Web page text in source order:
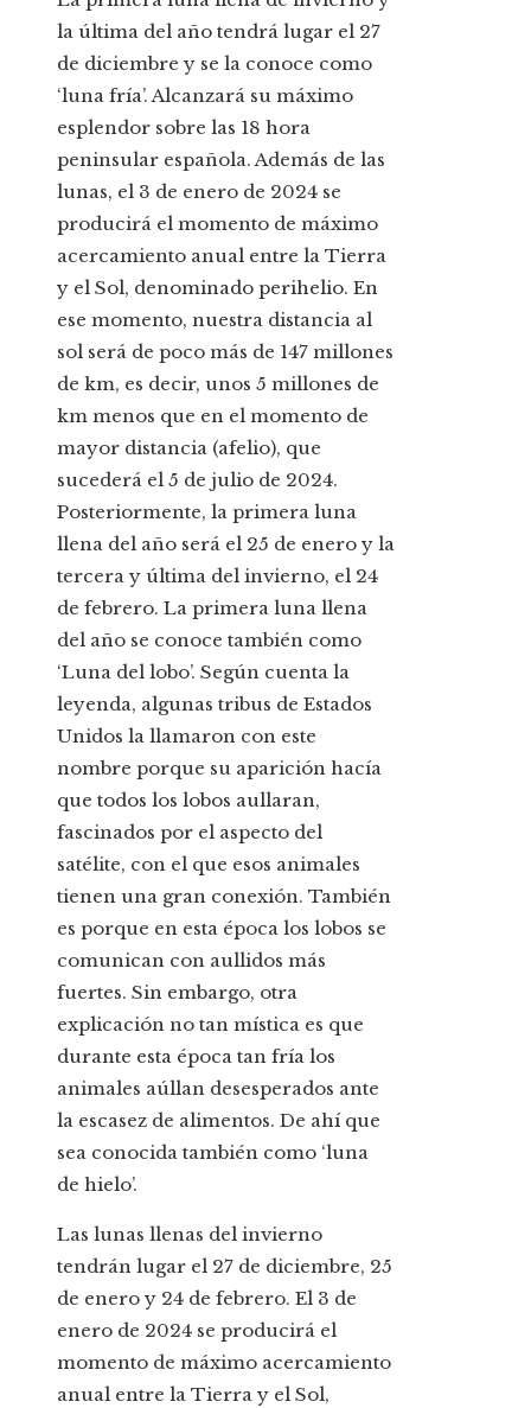
la última del año tendrá lugar el 27
de diciembre y se la conoce como
‘luna fría’. Alcanzará su máximo
esplendor sobre las 18 hora
peninsular española. Además de las
lunas, el 3 de enero de 2024 se
producirá el momento de máximo
acercamiento anual entre la Tierra
y el Sol, denominado perihelio. En
ese momento, nuestra distancia al
sol será de poco más de 147 millones
de km, es decir, unos 5 millones de
km menos que en el momento de
mayor distancia (afelio), que
sucederá el 5 de julio de 2024.
Posteriormente, la primera luna
llena del año será el 25 de enero y la
tercera y última del invierno, el 24
de febrero. La primera luna llena
del año se conoce también como
‘Luna del lobo’. Según cuenta la
leyenda, algunas tribus de Estados
Unidos la llamaron con este
nombre porque su aparición hacía
que todos los lobos aullaran,
fascinados por el aspecto del
satélite, con el que esos animales
tienen una gran conexión. También
es porque en esta época los lobos se
comunican con aullidos más
fuertes. Sin embargo, otra
explicación no tan mística es que
durante esta época tan fría los
animales aúllan desesperados ante
la escasez de alimentos. De ahí que
sea conocida también como ‘luna
de hielo’.
Las lunas llenas del invierno
tendrán lugar el 27 de diciembre, 25
de enero y 24 de febrero. El 3 de
enero de 2024 se producirá el
momento de máximo acercamiento
anual entre la Tierra y el Sol,